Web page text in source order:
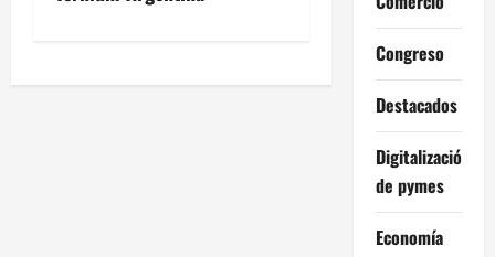
g
Congreso
Destacados
Digitalización
de pymes
Economía